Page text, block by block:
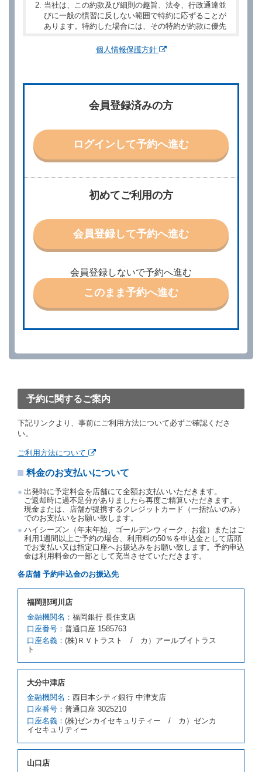
当社は、この約款及び細則の趣旨、法令、行政通達並
びに一般の慣習に反しない範囲で特約に応ずることが
あります。特約した場合には、その特約が約款に優先
別に定める料金表等に同意のうえ、別に定める方法に
他の借受条件（以下「借受条件」といいます。）を明
示して予約の申込みを行うことができます。なお、当
社は、電話連絡並びに電子メールによる予約に応じま
責任を負わないものとします。
当社は、借受人から予約の申込みがあったときは、原
則として、当社の保有するレンタカーの範囲内で予約
特に認める場合を除き、別に定める予約申込金を支払
うものとします。
第３条（予約の変更）
借受人は、前条第１項の借受条件を変更しようとする
ときは、あらかじめ当社の承諾を受けなければならな
いものとします。
第４条（予約の取消し等）
ができます。
を１時間以上経過してもレンタカー貸渡契約（以下
約取消手数料を当社に支払うものとし、当社は、この
予約取消手数料の支払いがあったときは、受領済の予
約申込金を借受人に返還するものとします。
当社の都合により、予約が取り消されたとき、又は貸
約申込金を返還するものとします。
若しくは当社のいずれの責にもよらない事由により貸
たものとします。この場合、当社は受領済の予約申込
金を返還するものとします。
第５条（代替レンタカー）
当社は、借受人から予約のあった車種クラスのレンタ
カーを貸し渡すことができないときは、予約と異なる
車種クラスのレンタカー（以下「代替レンタカー」と
いいます。）の貸渡しを申し入れることができるもの
とします。
クラスを除き予約時と同一の借受条件でレンタカー提
携先の代替レンタカーを貸し渡すものとします。な
お、代替レンタカーの貸渡料金が予約された車種クラ
スの貸渡料金より高くなるときは、予約した車種クラ
スの貸渡料金によるものとし、予約された車種クラス
借受人は、第１項の代替レンタカーの貸渡しの申入れ
を拒絶し、予約を取り消すことができるものとしま
す。
前項の場合、第１項の貸渡しをすることができない原
因が、当社の責に帰する事由によるときには第４条第
４項の予約の取消しとして取り扱い、当社は受領済の
予約申込金を返還するものとします。
原因が、当社の責に帰さない事由による時には第４条
個人情報保護方針
初めてご利用の方
会員登録して予約へ進む
会員登録しないで予約へ進む
このまま予約へ進む
会員登録済みの方
ログインして予約へ進む
予約に関するご案内
下記リンクより、事前にご利用方法について必ずご確認くださ
い。
ご利用方法について
料金のお支払いについて
出発時に予定料金を店舗にて全額お支払いいただきます。
ご返却時に過不足分がありましたら再度ご精算いただきます。
現金または、店舗が提携するクレジットカード（一括払いのみ）
でのお支払いをお願い致します。
ハイシーズン（年末年始、ゴールデンウィーク、お盆）またはご
利用1週間以上ご予約の場合、利用料の50％を申込金として店頭
でお支払い又は指定口座へお振込みをお願い致します。予約申込
金は利用料金の一部として充当させていただきます。
各店舗 予約申込金のお振込先
福岡那珂川店
金融機関名： 福岡銀行 長住支店
口座番号： 普通口座 1585763
口座名義： (株)ＲＶトラスト / カ）アールブイトラス
ト
大分中津店
金融機関名： 西日本シティ銀行 中津支店
口座番号： 普通口座 3025210
口座名義： (株)ゼンカイセキュリティー / カ）ゼンカ
イセキュリティー
山口店